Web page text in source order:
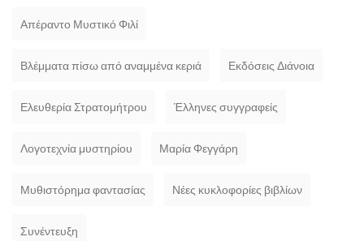
Απέραντο Μυστικό Φιλί
Βλέμματα πίσω από αναμμένα κεριά Εκδόσεις Διάνοια
Ελευθερία Στρατομήτρου Έλληνες συγγραφείς
Λογοτεχνία μυστηρίου Μαρία Φεγγάρη
Μυθιστόρημα φαντασίας Νέες κυκλοφορίες βιβλίων
Συνέντευξη